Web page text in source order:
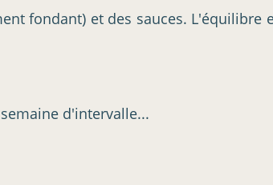
fondant) et des sauces. L'équilibre
d'intervalle...